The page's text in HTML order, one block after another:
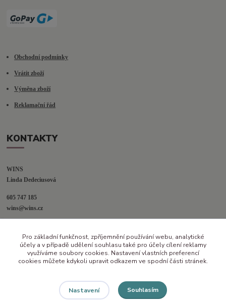
Obchodní podmínky
Vrátit zboží
Výměna zboží
Reklamační řád
KONTAKTY
WINS
Linda Dedeciusová
605 747 185
wins@wins.cz
Šenov u N. Jičína
Pro základní funkčnost, zpříjemnění používání webu, analytické
účely a v případě udělení souhlasu také pro účely cílení reklamy
využíváme soubory cookies. Nastavení vlastních preferencí
cookies můžete kdykoli upravit odkazem ve spodní části stránek.
Nastavení Souhlasím